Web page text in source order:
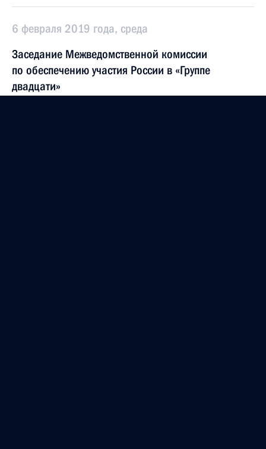
6 февраля 2019 года, среда
Заседание Межведомственной комиссии
по обеспечению участия России в «Группе
двадцати»